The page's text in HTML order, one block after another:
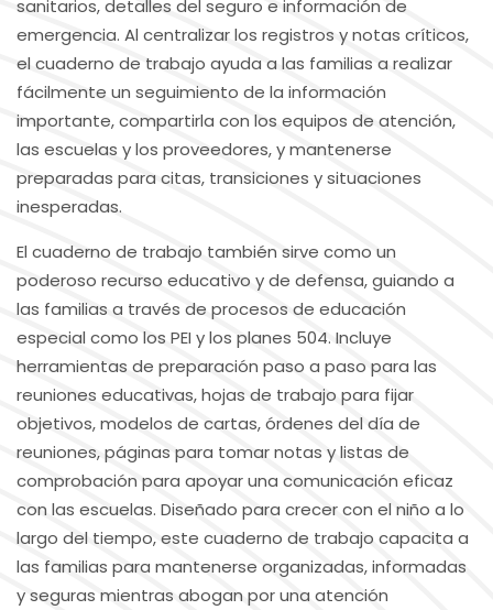
sanitarios, detalles del seguro e información de
emergencia. Al centralizar los registros y notas críticos,
el cuaderno de trabajo ayuda a las familias a realizar
fácilmente un seguimiento de la información
importante, compartirla con los equipos de atención,
las escuelas y los proveedores, y mantenerse
preparadas para citas, transiciones y situaciones
inesperadas.
El cuaderno de trabajo también sirve como un
poderoso recurso educativo y de defensa, guiando a
las familias a través de procesos de educación
especial como los PEI y los planes 504. Incluye
herramientas de preparación paso a paso para las
reuniones educativas, hojas de trabajo para fijar
objetivos, modelos de cartas, órdenes del día de
reuniones, páginas para tomar notas y listas de
comprobación para apoyar una comunicación eficaz
con las escuelas. Diseñado para crecer con el niño a lo
largo del tiempo, este cuaderno de trabajo capacita a
las familias para mantenerse organizadas, informadas
y seguras mientras abogan por una atención